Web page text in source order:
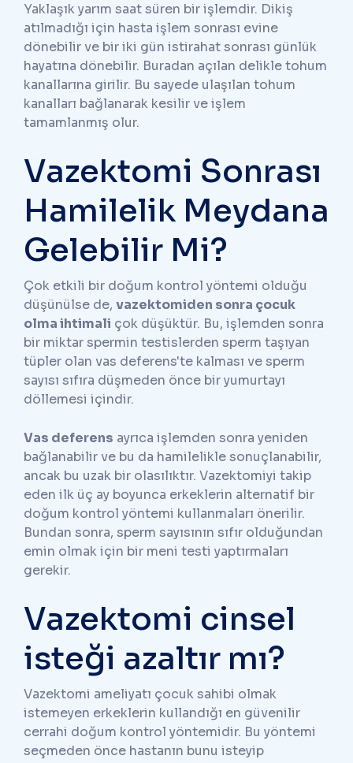
Yaklaşık yarım saat süren bir işlemdir. Dikiş
atılmadığı için hasta işlem sonrası evine
dönebilir ve bir iki gün istirahat sonrası günlük
hayatına dönebilir. Buradan açılan delikle tohum
kanallarına girilir. Bu sayede ulaşılan tohum
kanalları bağlanarak kesilir ve işlem
tamamlanmış olur.
Vazektomi Sonrası
Hamilelik Meydana
Gelebilir Mi?
Çok etkili bir doğum kontrol yöntemi olduğu
düşünülse de, vazektomiden sonra çocuk
olma ihtimali çok düşüktür. Bu, işlemden sonra
bir miktar spermin testislerden sperm taşıyan
tüpler olan vas deferens'te kalması ve sperm
sayısı sıfıra düşmeden önce bir yumurtayı
döllemesi içindir.
Vas deferens ayrıca işlemden sonra yeniden
bağlanabilir ve bu da hamilelikle sonuçlanabilir,
ancak bu uzak bir olasılıktır. Vazektomiyi takip
eden ilk üç ay boyunca erkeklerin alternatif bir
doğum kontrol yöntemi kullanmaları önerilir.
Bundan sonra, sperm sayısının sıfır olduğundan
emin olmak için bir meni testi yaptırmaları
gerekir.
Vazektomi cinsel
isteği azaltır mı?
Vazektomi ameliyatı çocuk sahibi olmak
istemeyen erkeklerin kullandığı en güvenilir
cerrahi doğum kontrol yöntemidir. Bu yöntemi
seçmeden önce hastanın bunu isteyip